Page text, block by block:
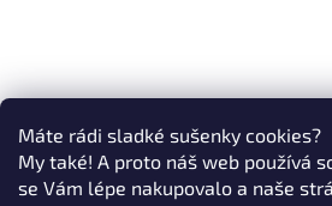
Máte rádi sladké sušenky cookies?
My také! A proto náš web používá
se Vám lépe nakupovalo a naše